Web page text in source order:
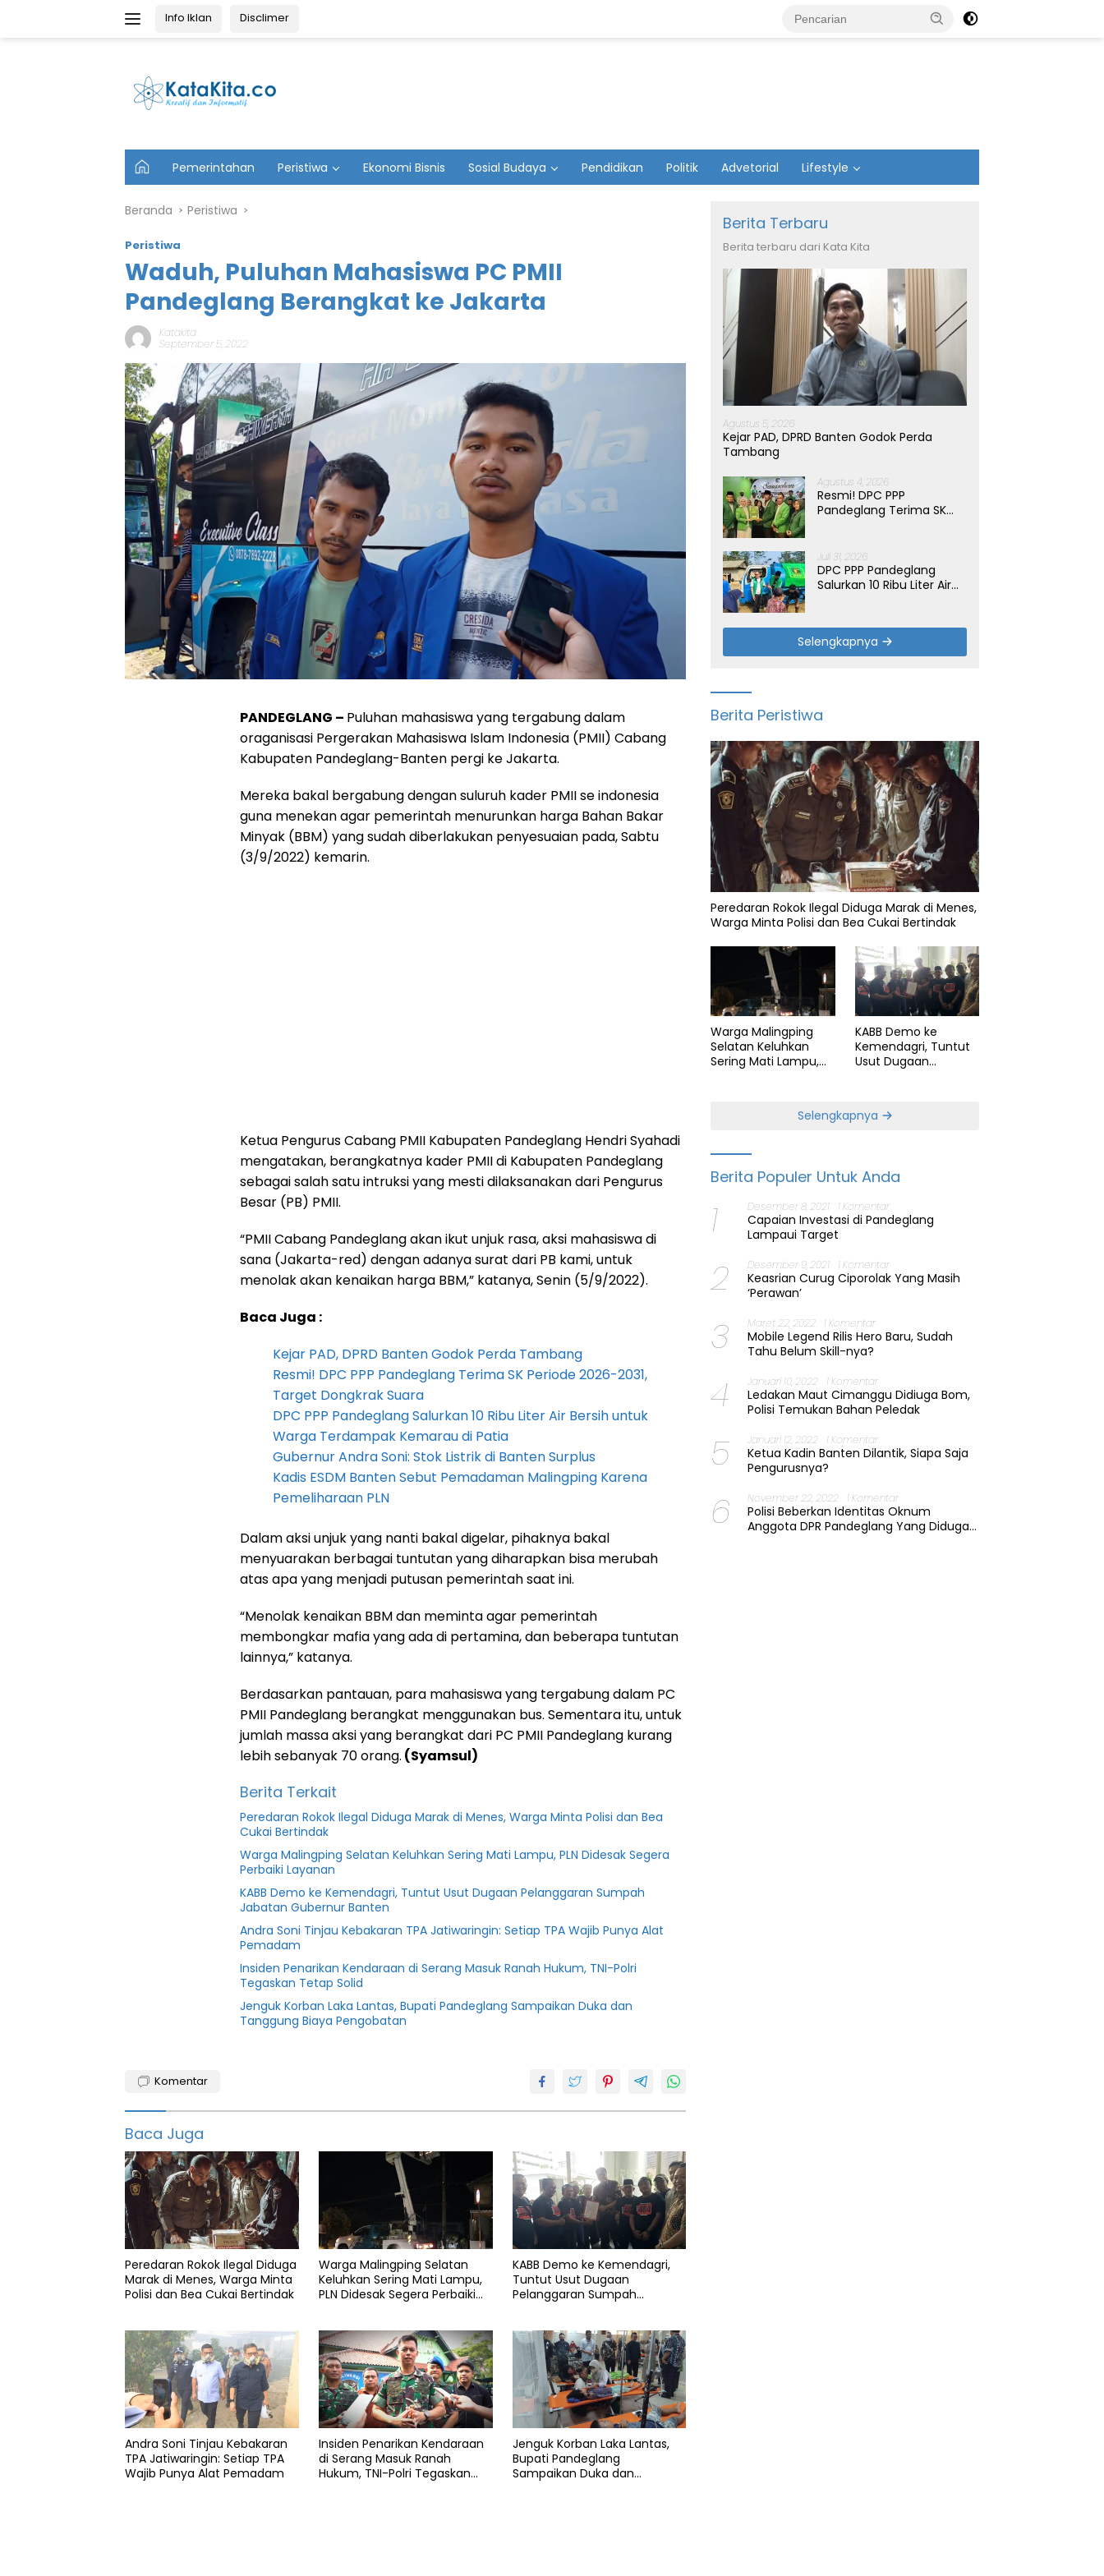
Info Iklan Disclimer
U
t
m
Pemerintahan Peristiwa Ekonomi Bisnis Sosial Budaya Pendidikan Politik Advetorial Lifestyle
Beranda Peristiwa
Peristiwa
Waduh, Puluhan Mahasiswa PC PMII
Pandeglang Berangkat ke Jakarta
Katakita
September 5, 2022
PANDEGLANG – Puluhan mahasiswa yang tergabung dalam
oraganisasi Pergerakan Mahasiswa Islam Indonesia (PMII) Cabang
Kabupaten Pandeglang-Banten pergi ke Jakarta.
Mereka bakal bergabung dengan suluruh kader PMII se indonesia
guna menekan agar pemerintah menurunkan harga Bahan Bakar
Minyak (BBM) yang sudah diberlakukan penyesuaian pada, Sabtu
(3/9/2022) kemarin.
Ketua Pengurus Cabang PMII Kabupaten Pandeglang Hendri Syahadi
mengatakan, berangkatnya kader PMII di Kabupaten Pandeglang
sebagai salah satu intruksi yang mesti dilaksanakan dari Pengurus
Besar (PB) PMII.
“PMII Cabang Pandeglang akan ikut unjuk rasa, aksi mahasiswa di
sana (Jakarta-red) dengan adanya surat dari PB kami, untuk
menolak akan kenaikan harga BBM,” katanya, Senin (5/9/2022).
Baca Juga :
Kejar PAD, DPRD Banten Godok Perda Tambang
Resmi! DPC PPP Pandeglang Terima SK Periode 2026-2031,
Target Dongkrak Suara
DPC PPP Pandeglang Salurkan 10 Ribu Liter Air Bersih untuk
Warga Terdampak Kemarau di Patia
Gubernur Andra Soni: Stok Listrik di Banten Surplus
Kadis ESDM Banten Sebut Pemadaman Malingping Karena
Pemeliharaan PLN
Dalam aksi unjuk yang nanti bakal digelar, pihaknya bakal
menyuarakan berbagai tuntutan yang diharapkan bisa merubah
atas apa yang menjadi putusan pemerintah saat ini.
“Menolak kenaikan BBM dan meminta agar pemerintah
membongkar mafia yang ada di pertamina, dan beberapa tuntutan
lainnya,” katanya.
Berdasarkan pantauan, para mahasiswa yang tergabung dalam PC
PMII Pandeglang berangkat menggunakan bus. Sementara itu, untuk
jumlah massa aksi yang berangkat dari PC PMII Pandeglang kurang
lebih sebanyak 70 orang. (Syamsul)
Berita Terkait
Peredaran Rokok Ilegal Diduga Marak di Menes, Warga Minta Polisi dan Bea
Cukai Bertindak
Warga Malingping Selatan Keluhkan Sering Mati Lampu, PLN Didesak Segera
Perbaiki Layanan
KABB Demo ke Kemendagri, Tuntut Usut Dugaan Pelanggaran Sumpah
Jabatan Gubernur Banten
Andra Soni Tinjau Kebakaran TPA Jatiwaringin: Setiap TPA Wajib Punya Alat
Pemadam
Insiden Penarikan Kendaraan di Serang Masuk Ranah Hukum, TNI-Polri
Tegaskan Tetap Solid
Jenguk Korban Laka Lantas, Bupati Pandeglang Sampaikan Duka dan
Tanggung Biaya Pengobatan
Jakarta
PB
PMII
PC
PMII
PMII
Pandeglang
Komentar
Baca Juga
Peredaran Rokok Ilegal Diduga
Marak di Menes, Warga Minta
Polisi dan Bea Cukai Bertindak
Warga Malingping Selatan
Keluhkan Sering Mati Lampu,
PLN Didesak Segera Perbaiki
KABB Demo ke Kemendagri,
Tuntut Usut Dugaan
Pelanggaran Sumpah
Andra Soni Tinjau Kebakaran
TPA Jatiwaringin: Setiap TPA
Wajib Punya Alat Pemadam
Insiden Penarikan Kendaraan
di Serang Masuk Ranah
Hukum, TNI-Polri Tegaskan
Jenguk Korban Laka Lantas,
Bupati Pandeglang
Sampaikan Duka dan
Berita Terbaru
Berita terbaru dari Kata Kita
Agustus 5, 2026
Kejar PAD, DPRD Banten Godok Perda
Tambang
Agustus 4, 2026
Resmi! DPC PPP
Pandeglang Terima SK
Juli 31, 2026
DPC PPP Pandeglang
Salurkan 10 Ribu Liter Air
Patia
Selengkapnya
Berita Peristiwa
Peredaran Rokok Ilegal Diduga Marak di Menes,
Warga Minta Polisi dan Bea Cukai Bertindak
Warga Malingping
Selatan Keluhkan
Sering Mati Lampu,
KABB Demo ke
Kemendagri, Tuntut
Usut Dugaan
Selengkapnya
Berita Populer Untuk Anda
1 Desember 8, 2021 1 Komentar
Capaian Investasi di Pandeglang
Lampaui Target
2 Desember 9, 2021 1 Komentar
Keasrian Curug Ciporolak Yang Masih
‘Perawan’
3 Maret 22, 2022 1 Komentar
Mobile Legend Rilis Hero Baru, Sudah
Tahu Belum Skill-nya?
4 Januari 10, 2022 1 Komentar
Ledakan Maut Cimanggu Didiuga Bom,
Polisi Temukan Bahan Peledak
5 Januari 12, 2022 1 Komentar
Ketua Kadin Banten Dilantik, Siapa Saja
Pengurusnya?
6 November 22, 2022 1 Komentar
Polisi Beberkan Identitas Oknum
Anggota DPR Pandeglang Yang Diduga